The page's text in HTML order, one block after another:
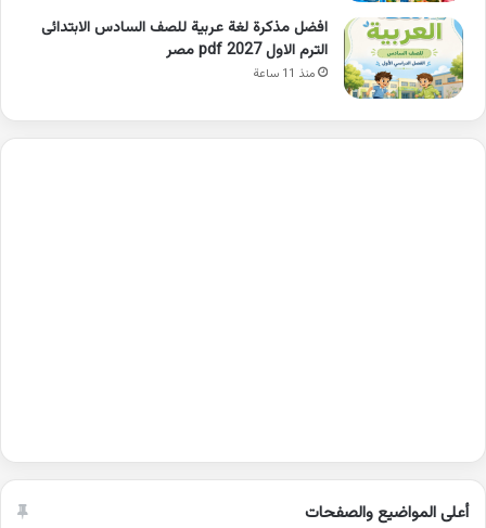
افضل مذكرة لغة عربية للصف السادس الابتدائى
الترم الاول 2027 pdf مصر
منذ 11 ساعة
أعلى المواضيع والصفحات